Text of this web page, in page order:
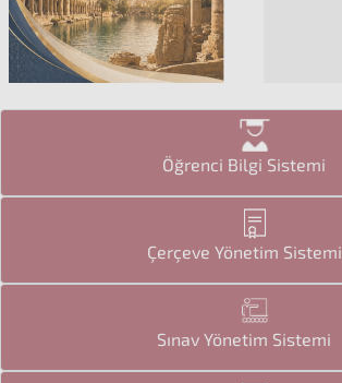
Öğrenci Bilgi Sistemi
Çerçeve Yönetim Sistemi
Sınav Yönetim Sistemi